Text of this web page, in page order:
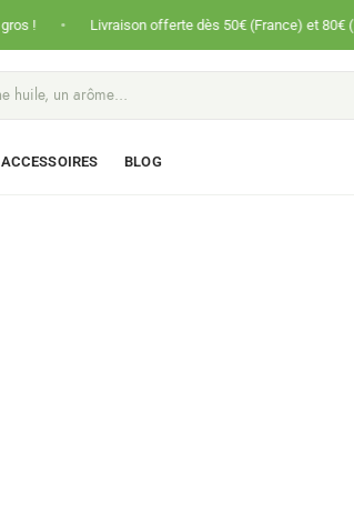
Livraison offerte dès 50€ (France) et 80€ (International)
ACCESSOIRES BLOG